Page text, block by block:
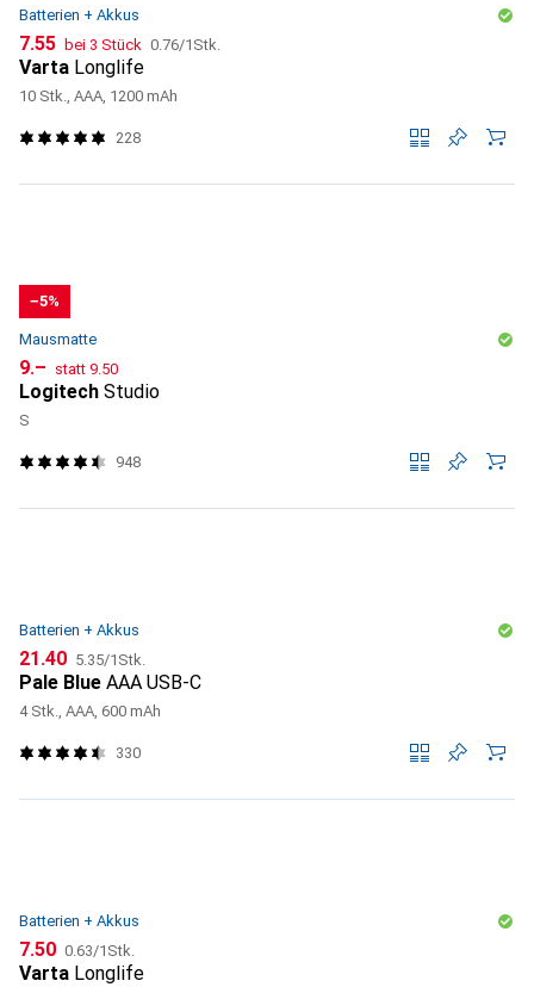
Batterien + Akkus
CHF
7.55 bei 3 Stück CHF
0.76/1Stk.
Varta Longlife
10 Stk., AAA, 1200 mAh
228
−5%
Mausmatte
CHF
9.– statt CHF
9.50
Logitech Studio
S
948
Batterien + Akkus
CHF
21.40 CHF
5.35/1Stk.
Pale Blue AAA USB-C
4 Stk., AAA, 600 mAh
330
Batterien + Akkus
CHF
7.50 CHF
0.63/1Stk.
Varta Longlife